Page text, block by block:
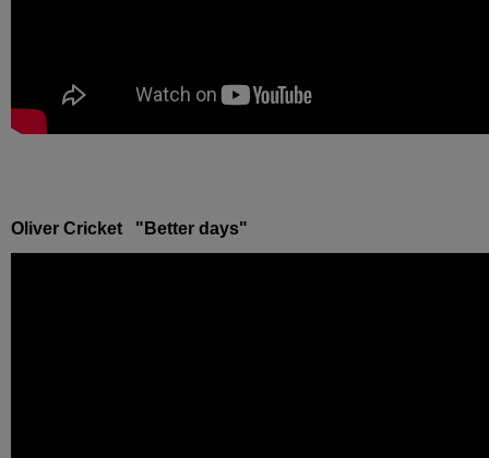
Oliver Cricket "Better days"